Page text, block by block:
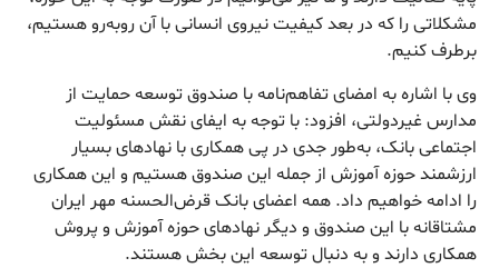
مشکلاتی را که در بعد کیفیت نیروی انسانی با آن روبه‌رو هستیم،
برطرف کنیم.
وی با اشاره به امضای تفاهم‌نامه با صندوق توسعه حمایت از
مدارس غیردولتی، افزود: با توجه به ایفای نقش مسئولیت
اجتماعی بانک، به‌طور جدی در پی همکاری با نهادهای بسیار
ارزشمند حوزه آموزش از جمله این صندوق هستیم و این همکاری
را ادامه خواهیم داد. همه اعضای بانک قرض‌الحسنه مهر ایران
مشتاقانه با این صندوق و دیگر نهادهای حوزه آموزش و پروش
همکاری دارند و به دنبال توسعه این بخش هستند.